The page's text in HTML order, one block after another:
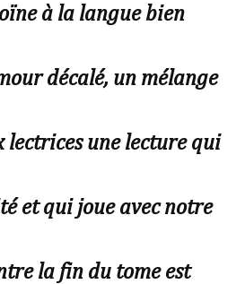
à la langue bien
décalé, un mélange
une lecture qui
et qui joue avec notre
la fin du tome est